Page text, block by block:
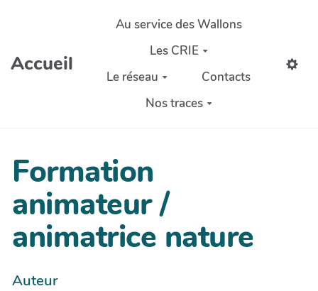
Aller au contenu principal
Accueil
Au service des Wallons
Les CRIE
Le réseau
Contacts
Nos traces
Formation
animateur /
animatrice nature
Auteur